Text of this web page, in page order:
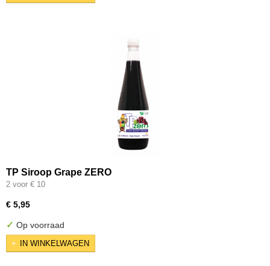
TP Siroop Grape ZERO
2 voor € 10
€ 5,95
✓ Op voorraad
IN WINKELWAGEN